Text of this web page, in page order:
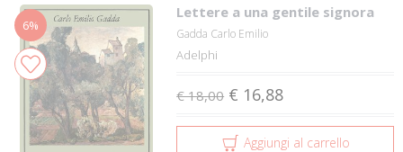
6%
Lettere a una gentile signora
Gadda Carlo Emilio
Adelphi
€ 18,00 € 16,88
Aggiungi al carrello